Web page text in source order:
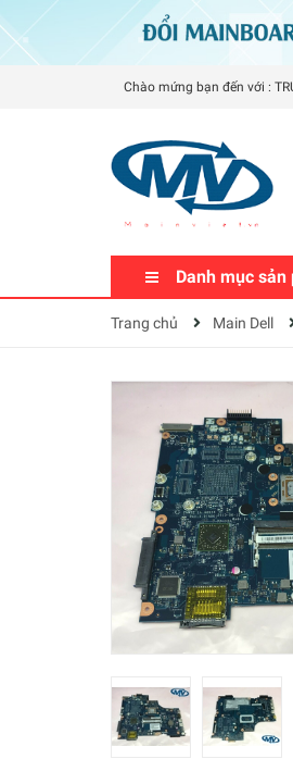
Chào mứng bạn đến với :
Danh mục sản
Trang chủ Main Dell